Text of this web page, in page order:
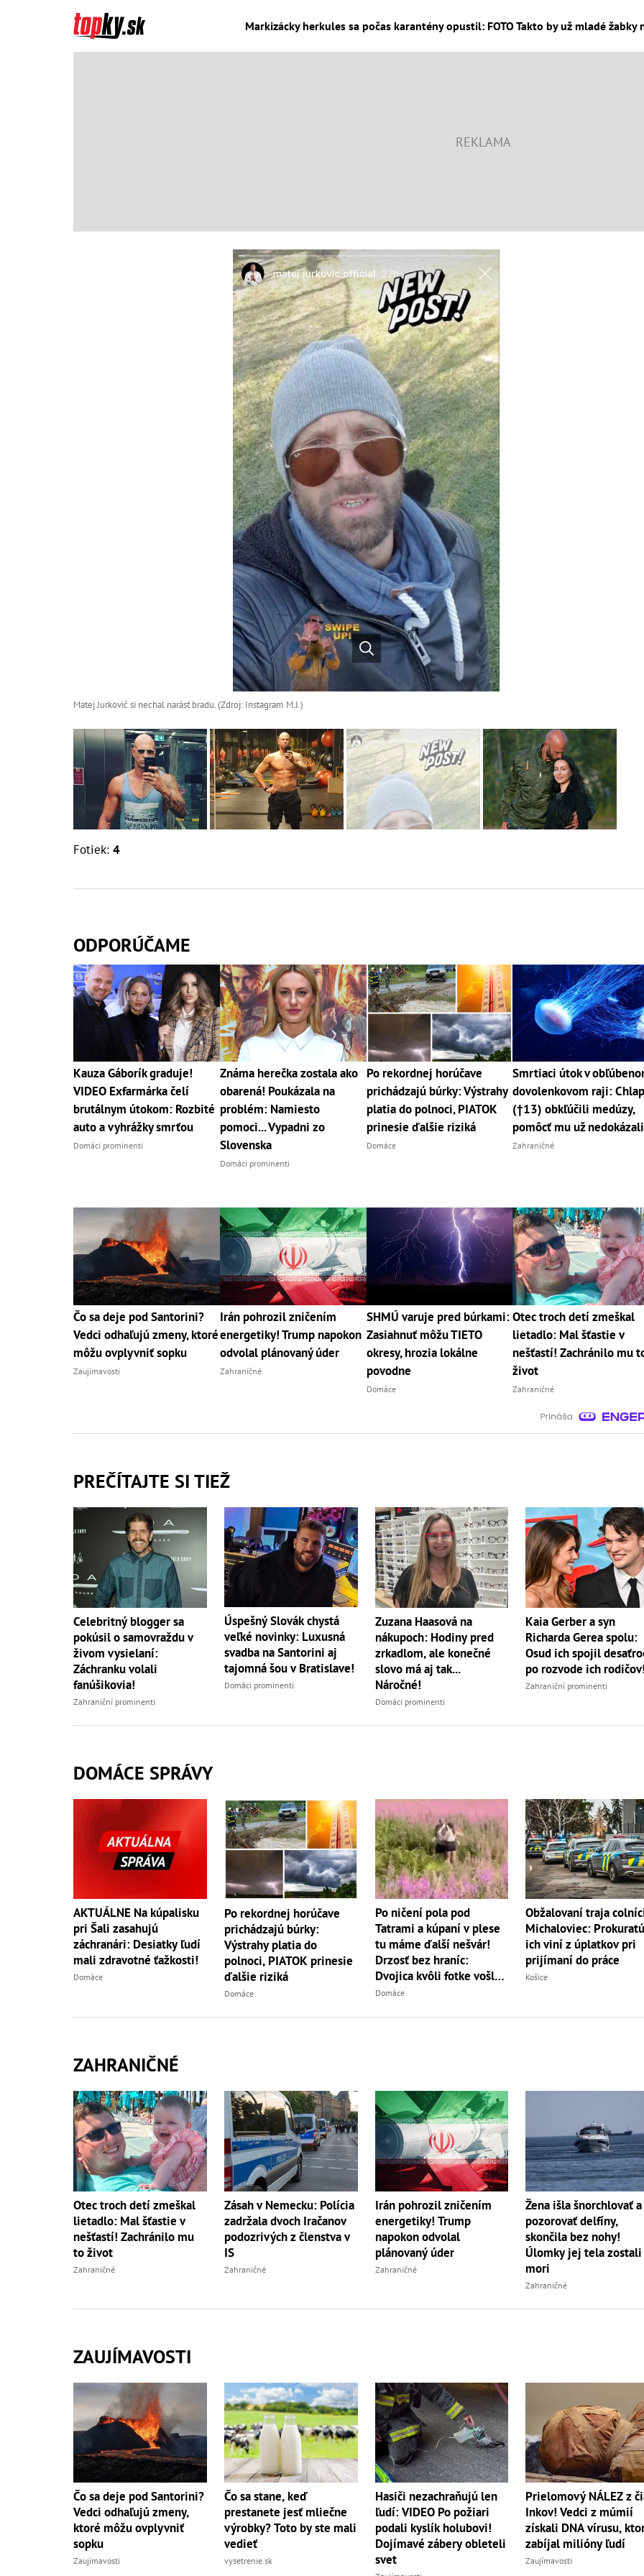
Markizácky herkules sa počas karantény opustil: FOTO Takto by už mladé
Matej Jurkovič si nechal narásť bradu. (Zdroj: Instagram M.J.)
Fotiek: 4
ODPORÚČAME
Kauza Gáborík graduje!
VIDEO Exfarmárka čelí
brutálnym útokom: Rozbité
auto a vyhrážky smrťou
Domáci prominenti
Známa herečka zostala ako
obarená! Poukázala na
problém: Namiesto
pomoci... Vypadni zo
Slovenska
Domáci prominenti
Po rekordnej horúčave
prichádzajú búrky: Výstrahy
platia do polnoci, PIATOK
prinesie ďalšie riziká
Domáce
Smrtiaci útok v
dovolenkovom raji:
(†13) obkľúčili medúzy,
pomôcť mu už nedokázali
Zahraničné
Čo sa deje pod Santorini?
Vedci odhaľujú zmeny, ktoré
môžu ovplyvniť sopku
Zaujímavosti
Irán pohrozil zničením
energetiky! Trump napokon
odvolal plánovaný úder
Zahraničné
SHMÚ varuje pred búrkami:
Zasiahnuť môžu TIETO
okresy, hrozia lokálne
povodne
Domáce
Otec troch detí zmeškal
lietadlo: Mal šťastie v
nešťastí! Zachránilo mu
život
Zahraničné
PREČÍTAJTE SI TIEŽ
Celebritný blogger sa
pokúsil o samovraždu v
živom vysielaní:
Záchranku volali
fanúšikovia!
Zahraniční prominenti
Úspešný Slovák chystá
veľké novinky: Luxusná
svadba na Santorini aj
tajomná šou v Bratislave!
Domáci prominenti
Zuzana Haasová na
nákupoch: Hodiny pred
zrkadlom, ale konečné
slovo má aj tak...
Náročné!
Domáci prominenti
Kaia Gerber a syn
Richarda Gerea spolu:
Osud ich spojil
po rozvode ich
Zahraniční prominenti
DOMÁCE SPRÁVY
AKTUÁLNE Na kúpalisku
pri Šali zasahujú
záchranári: Desiatky ľudí
mali zdravotné ťažkosti!
Domáce
Po rekordnej horúčave
prichádzajú búrky:
Výstrahy platia do
polnoci, PIATOK prinesie
ďalšie riziká
Domáce
Po ničení pola pod
Tatrami a kúpaní v plese
tu máme ďalší nešvár!
Drzosť bez hraníc:
Dvojica kvôli fotke vošla
do...
Domáce
Obžalovaní traja
Michaloviec:
ich viní z úplatkov pri
prijímaní do práce
Košice
ZAHRANIČNÉ
Otec troch detí zmeškal
lietadlo: Mal šťastie v
nešťastí! Zachránilo mu
to život
Zahraničné
Zásah v Nemecku: Polícia
zadržala dvoch Iračanov
podozrivých z členstva v
IS
Zahraničné
Irán pohrozil zničením
energetiky! Trump
napokon odvolal
plánovaný úder
Zahraničné
Žena išla šnorchlovať a
pozorovať delfíny,
skončila bez nohy!
Úlomky jej tela
mori
Zahraničné
ZAUJÍMAVOSTI
Čo sa deje pod Santorini?
Vedci odhaľujú zmeny,
ktoré môžu ovplyvniť
sopku
Zaujímavosti
Čo sa stane, keď
prestanete jesť mliečne
výrobky? Toto by ste mali
vedieť
vysetrenie.sk
Hasiči nezachraňujú len
ľudí: VIDEO Po požiari
podali kyslík holubovi!
Dojímavé zábery obleteli
svet
Prielomový NÁLEZ z
Inkov! Vedci z múmií
získali DNA vírusu,
zabíjal milióny ľudí
Zaujímavosti